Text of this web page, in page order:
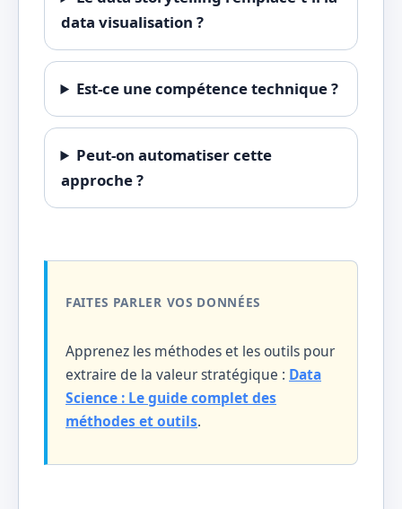
data visualisation ?
Est-ce une compétence technique ?
Peut-on automatiser cette
approche ?
FAITES PARLER VOS DONNÉES
Apprenez les méthodes et les outils pour
extraire de la valeur stratégique : Data
Science : Le guide complet des
méthodes et outils.